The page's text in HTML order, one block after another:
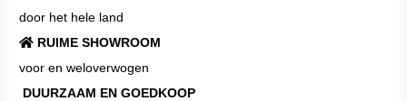
door het hele land
RUIME SHOWROOM
voor en weloverwogen
DUURZAAM EN GOEDKOOP